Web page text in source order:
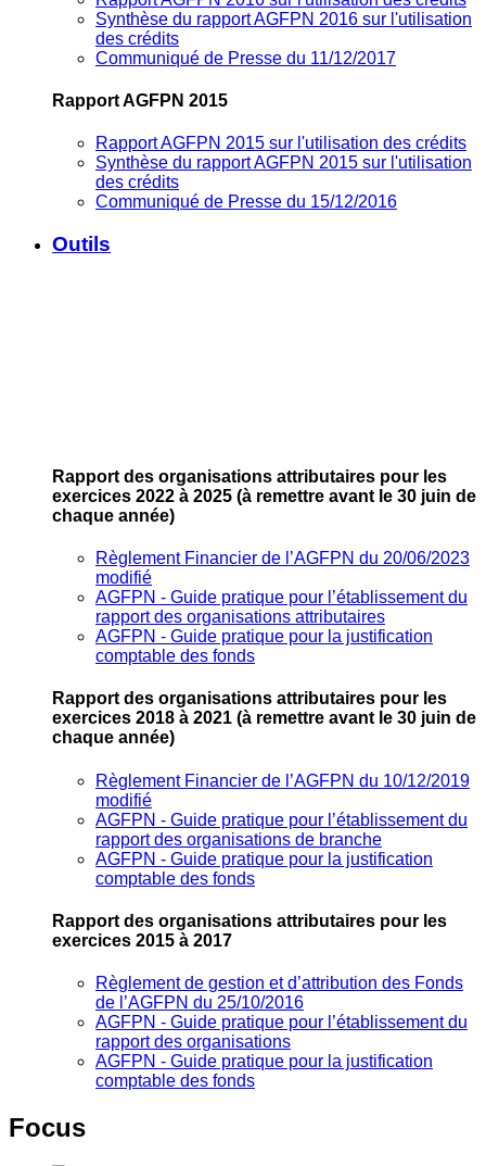
Synthèse du rapport AGFPN 2016 sur l'utilisation
des crédits
Communiqué de Presse du 11/12/2017
Rapport AGFPN 2015
Rapport AGFPN 2015 sur l'utilisation des crédits
Synthèse du rapport AGFPN 2015 sur l'utilisation
des crédits
Communiqué de Presse du 15/12/2016
Outils
Rapport des organisations attributaires pour les
exercices 2022 à 2025 (à remettre avant le 30 juin de
chaque année)
Règlement Financier de l’AGFPN du 20/06/2023
modifié
AGFPN ‐ Guide pratique pour l’établissement du
rapport des organisations attributaires
AGFPN ‐ Guide pratique pour la justification
comptable des fonds
Rapport des organisations attributaires pour les
exercices 2018 à 2021 (à remettre avant le 30 juin de
chaque année)
Règlement Financier de l’AGFPN du 10/12/2019
modifié
AGFPN ‐ Guide pratique pour l’établissement du
rapport des organisations de branche
AGFPN ‐ Guide pratique pour la justification
comptable des fonds
Rapport des organisations attributaires pour les
exercices 2015 à 2017
Règlement de gestion et d’attribution des Fonds
de l’AGFPN du 25/10/2016
AGFPN ‐ Guide pratique pour l’établissement du
rapport des organisations
AGFPN ‐ Guide pratique pour la justification
comptable des fonds
Focus